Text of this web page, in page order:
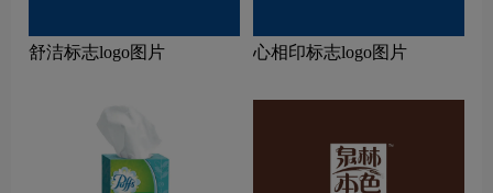
舒洁标志logo图片 心相印标志logo图片